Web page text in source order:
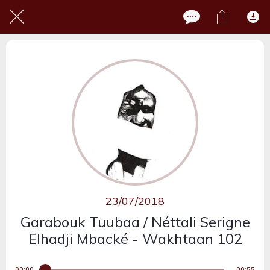
23/07/2018
Garabouk Tuubaa / Néttali Serigne
Elhadji Mbacké - Wakhtaan 102